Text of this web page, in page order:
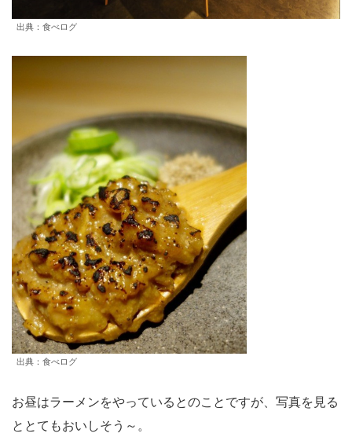
出典：食べログ
出典：食べログ
お昼はラーメンをやっているとのことですが、写真を見る
ととてもおいしそう～。